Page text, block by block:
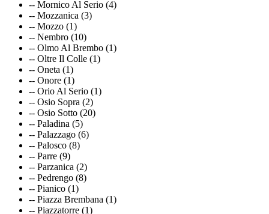
-- Mornico Al Serio (4)
-- Mozzanica (3)
-- Mozzo (1)
-- Nembro (10)
-- Olmo Al Brembo (1)
-- Oltre Il Colle (1)
-- Oneta (1)
-- Onore (1)
-- Orio Al Serio (1)
-- Osio Sopra (2)
-- Osio Sotto (20)
-- Paladina (5)
-- Palazzago (6)
-- Palosco (8)
-- Parre (9)
-- Parzanica (2)
-- Pedrengo (8)
-- Pianico (1)
-- Piazza Brembana (1)
-- Piazzatorre (1)